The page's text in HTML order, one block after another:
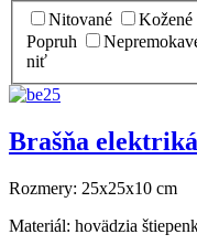
Nitované
Kožené
Popruh
niť
Brašňa
Rozmery: 25x25x10 cm
Materiál: hovädzia